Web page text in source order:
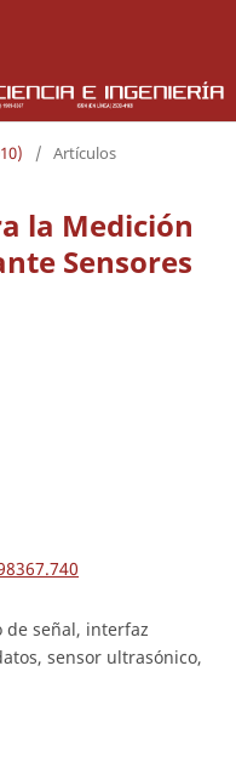
/ Artículos
la Medición
Sensores
señal, interfaz
sensor ultrasónico,